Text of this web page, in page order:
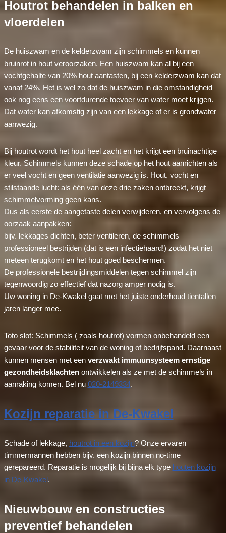
Houtrot behandelen in balken en
vloerdelen
De huiszwam en de kelderzwam zijn schimmels en kunnen
bruinrot in hout veroorzaken. Een huiszwam kan al bij een
vochtgehalte van 20% hout aantasten, bij een kelderzwam kan dat
vanaf 24%. Het is wel zo dat de huiszwam in die omstandigheid
ook nog eens een voortdurende toevoer van water moet krijgen.
Dat water kan afkomstig zijn van een lekkage of er is grondwater
aanwezig.
Bij houtrot wordt het hout heel zacht en het krijgt een bruinachtige
kleur. Schimmels kunnen deze schade op het hout aanrichten als
er veel vocht en geen ventilatie aanwezig is. Hout, vocht en
stilstaande lucht: als één van deze drie zaken ontbreekt, krijgt
schimmelvorming geen kans.
Dus als eerste de aangetaste delen verwijderen, en vervolgens de
oorzaak aanpakken:
bijv. lekkages dichten, beter ventileren, de schimmels
professioneel bestrijden (dat is een infectiehaard!) zodat het niet
meteen terugkomt en het hout goed beschermen.
De professionele bestrijdingsmiddelen tegen schimmel zijn
tegenwoordig zo effectief dat nazorg amper nodig is.
Uw woning in De-Kwakel gaat met het juiste onderhoud tientallen
jaren langer mee.
Toto slot: Schimmels ( zoals houtrot) vormen onbehandeld een
gevaar voor de stabiliteit van de woning of bedrijfspand. Daarnaast
kunnen mensen met een verzwakt immuunsysteem ernstige
gezondheidsklachten ontwikkelen als ze met de schimmels in
aanraking komen. Bel nu 020-2149334.
Kozijn reparatie in De-Kwakel
Schade of lekkage, houtrot in een kozijn? Onze ervaren
timmermannen hebben bijv. een kozijn binnen no-time
gerepareerd. Reparatie is mogelijk bij bijna elk type houten kozijn
in De-Kwakel.
Nieuwbouw en constructies
preventief behandelen